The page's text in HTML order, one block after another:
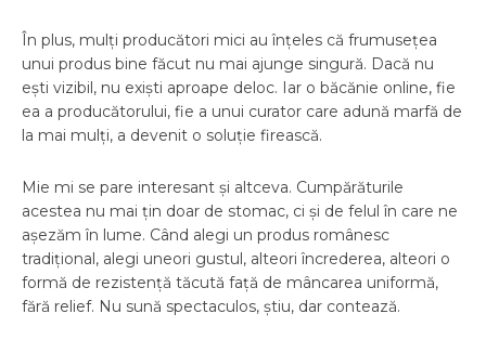
În plus, mulți producători mici au înțeles că frumusețea
unui produs bine făcut nu mai ajunge singură. Dacă nu
ești vizibil, nu exiști aproape deloc. Iar o băcănie online, fie
ea a producătorului, fie a unui curator care adună marfă de
la mai mulți, a devenit o soluție firească.
Mie mi se pare interesant și altceva. Cumpărăturile
acestea nu mai țin doar de stomac, ci și de felul în care ne
așezăm în lume. Când alegi un produs românesc
tradițional, alegi uneori gustul, alteori încrederea, alteori o
formă de rezistență tăcută față de mâncarea uniformă,
fără relief. Nu sună spectaculos, știu, dar contează.